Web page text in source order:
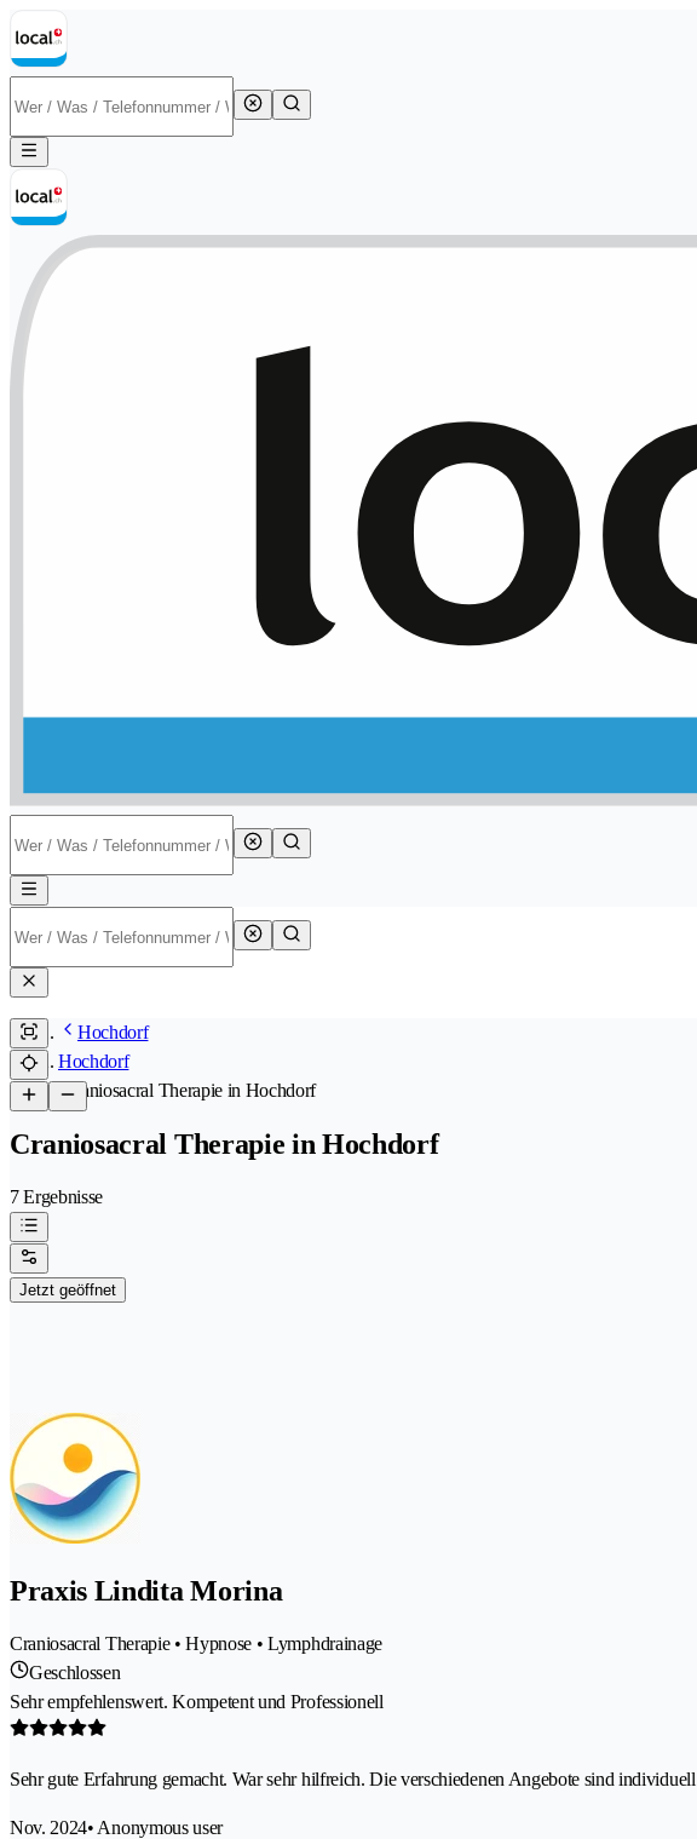
Hochdorf
Hochdorf
/Craniosacral Therapie in Hochdorf
Craniosacral Therapie in Hochdorf
7 Ergebnisse
Jetzt geöffnet
Praxis Lindita Morina
Craniosacral Therapie • Hypnose • Lymphdrainage
Geschlossen
Sehr empfehlenswert. Kompetent und Professionell
Sehr gute Erfahrung gemacht. War sehr hilfreich. Die verschiedenen Angebote sind
Nov. 2024• Anonymous user